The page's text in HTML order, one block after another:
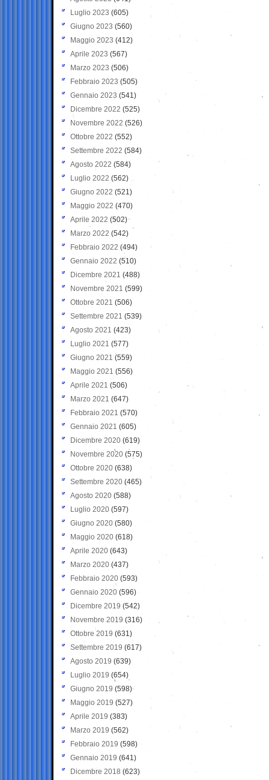
Luglio 2023 (605)
Giugno 2023 (560)
Maggio 2023 (412)
Aprile 2023 (567)
Marzo 2023 (506)
Febbraio 2023 (505)
Gennaio 2023 (541)
Dicembre 2022 (525)
Novembre 2022 (526)
Ottobre 2022 (552)
Settembre 2022 (584)
Agosto 2022 (584)
Luglio 2022 (562)
Giugno 2022 (521)
Maggio 2022 (470)
Aprile 2022 (502)
Marzo 2022 (542)
Febbraio 2022 (494)
Gennaio 2022 (510)
Dicembre 2021 (488)
Novembre 2021 (599)
Ottobre 2021 (506)
Settembre 2021 (539)
Agosto 2021 (423)
Luglio 2021 (577)
Giugno 2021(559)
Maggio 2021 (556)
Aprile 2021 (506)
Marzo 2021 (647)
Febbraio 2021 (570)
Gennaio 2021 (605)
Dicembre 2020 (619)
Novembre 2020 (575)
Ottobre 2020 (638)
Settembre 2020(465)
Agosto 2020 (588)
Luglio 2020 (597)
Giugno 2020 (580)
Maggio 2020 (618)
Aprile 2020 (643)
Marzo 2020 (437)
Febbraio 2020 (593)
Gennaio 2020 (596)
Dicembre 2019 (542)
Novembre 2019 (316)
Ottobre 2019 (631)
Settembre 2019 (617)
Agosto 2019 (639)
Luglio 2019 (654)
Giugno 2019 (598)
Maggio 2019 (527)
Aprile 2019 (383)
Marzo 2019 (562)
Febbraio 2019 (598)
Gennaio 2019 (641)
Dicembre 2018 (623)